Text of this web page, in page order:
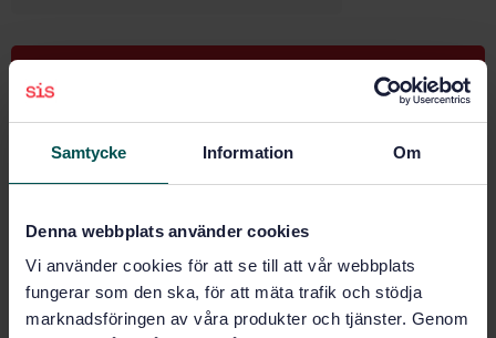
Samtycke Information Om
Denna webbplats använder cookies
Vi använder cookies för att se till att vår webbplats
fungerar som den ska, för att mäta trafik och stödja
marknadsföringen av våra produkter och tjänster. Genom
STANDARD
SVENSK STANDARD · SS-EN 1093-1:2008
Maskinsäkerhet - Beräkning av utsläpp av luftburna
Prenumerera på standarden - Läs mer
Pris: 943 SEK